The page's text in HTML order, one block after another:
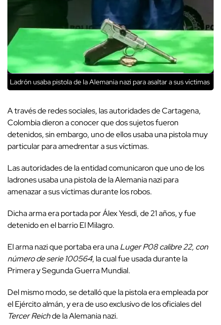
Ladrón usaba pistola de la Alemania nazi para asaltar a sus víctimas
A través de redes sociales, las autoridades de Cartagena,
Colombia dieron a conocer que dos sujetos fueron
detenidos, sin embargo, uno de ellos usaba una pistola muy
particular para amedrentar a sus víctimas.
Las autoridades de la entidad comunicaron que uno de los
ladrones usaba una pistola de la Alemania nazi para
amenazar a sus víctimas durante los robos.
Dicha arma era portada por Álex Yesdi, de 21 años, y fue
detenido en el barrio El Milagro.
El arma nazi que portaba era unaLuger P08 calibre 22, con
número de serie 100564, la cual fue usada durante la
Primera y Segunda Guerra Mundial.
Del mismo modo, se detalló que la pistola era empleada por
el Ejército almán, y era de uso exclusivo de los oficiales del
Tercer Reichde la Alemania nazi.